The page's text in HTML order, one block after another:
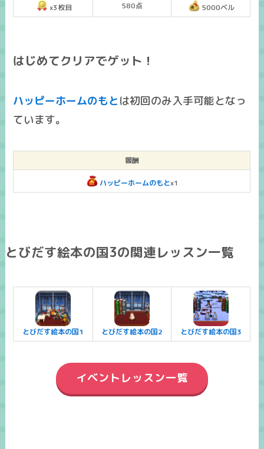
x3枚目 580点 5000ベル
はじめてクリアでゲット！
ハッピーホームのもと は初回のみ入手可能となっ
ています。
報酬
ハッピーホームのもとx1
とびだす絵本の国3の関連レッスン一覧
とびだす絵本の国1 とびだす絵本の国2 とびだす絵本の国3
イベントレッスン一覧